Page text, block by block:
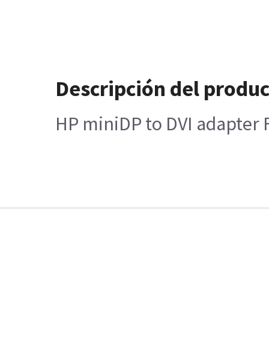
Descripción del
HP miniDP to DVI adapter